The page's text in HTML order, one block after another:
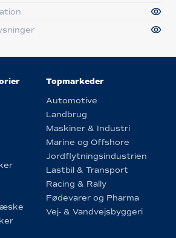
Topmarkeder
Automotive
Landbrug
Maskiner & Industri
Marine og Offshore
Jordflytningsindustrien
Lastbil & Transport
Racing & Rally
Fødevarer og Pharma
Vej- & Vandvejsbyggeri